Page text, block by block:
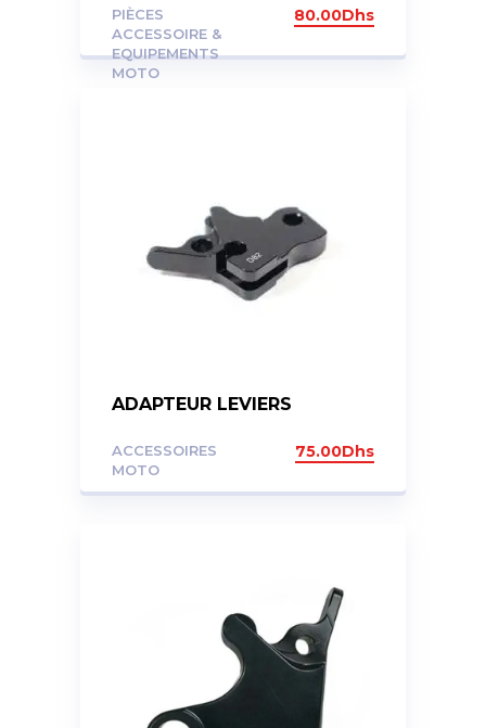
PIÈCES
ACCESSOIRE &
EQUIPEMENTS
MOTO
80.00Dhs
ADAPTEUR LEVIERS
ACCESSOIRES
MOTO
75.00Dhs